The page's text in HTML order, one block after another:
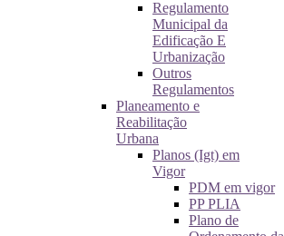
Regulamento
Municipal da
Edificação E
Urbanização
Outros
Regulamentos
Planeamento e
Reabilitação
Urbana
Planos (Igt) em
Vigor
PDM em vigor
PP PLIA
Plano de